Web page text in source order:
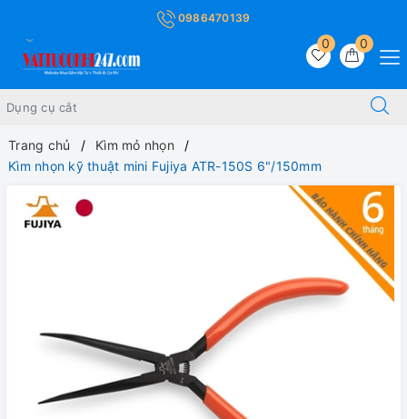
0986470139
0
0
Trang chủ
Kìm mỏ nhọn
Kìm nhọn kỹ thuật mini Fujiya ATR-150S 6"/150mm